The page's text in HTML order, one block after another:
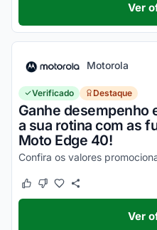
Ver
Motorola
Verificado Destaque
Ganhe desempenho
a sua rotina com as
Moto Edge 40!
Este cupom funcionou
Este cupom não funcionou
Ver